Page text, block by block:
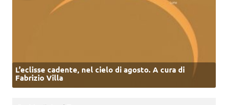
L’eclisse cadente, nel cielo di agosto. A cura di
Fabrizio Villa